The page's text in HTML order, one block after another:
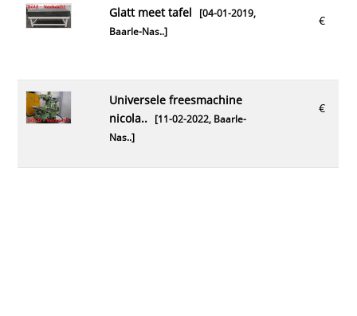
€
glatt meet tafel [04-01-2019,
Baarle-Nas..]
€
universele freesmachine
nicola..[11-02-2022, Baarle-
Nas..]